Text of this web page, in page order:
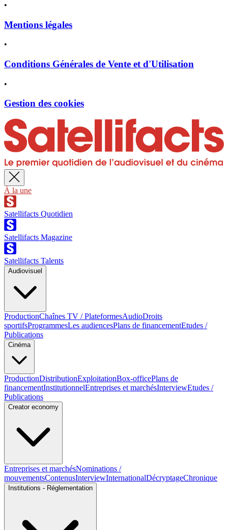
•
Mentions légales
•
Conditions Générales de Vente et d'Utilisation
•
Gestion des cookies
À la une
Satellifacts Quotidien
Satellifacts Magazine
Satellifacts Talents
Audiovisuel
ProductionChaînes TV / PlateformesAudioDroits
sportifsProgrammesLes audiencesPlans de financementEtudes /
Publications
Cinéma
ProductionDistributionExploitationBox-officePlans de
financementInstitutionnelEntreprises et marchésInterviewEtudes /
Publications
Creator economy
Entreprises et marchésNominations /
mouvementsContenusInterviewInternationalDécryptageChronique
Institutions - Réglementation